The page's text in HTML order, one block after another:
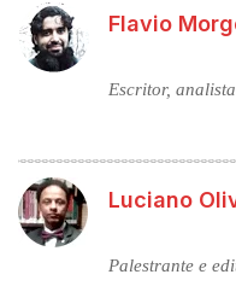
Flavio
Escritor,
Luciano
Palestrante e